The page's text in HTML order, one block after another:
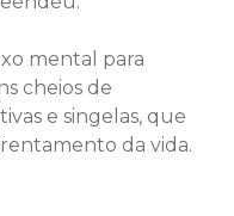
mental para
cheios de
e singelas, que
da vida.